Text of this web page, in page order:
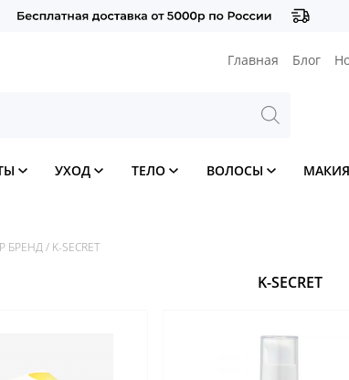
Главная Блог
УХОД ТЕЛО ВОЛОСЫ
БРЕНД/ K-SECRET
K-SECRET